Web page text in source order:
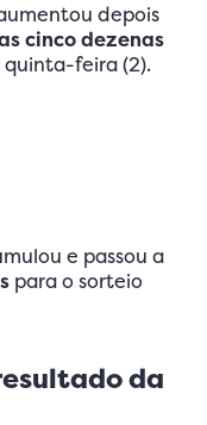
depois
cinco dezenas
quinta-feira (2).
e passou a
para o sorteio
da